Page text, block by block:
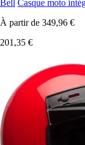
Bell Casque moto
À partir de 349,96 €
201,35 €